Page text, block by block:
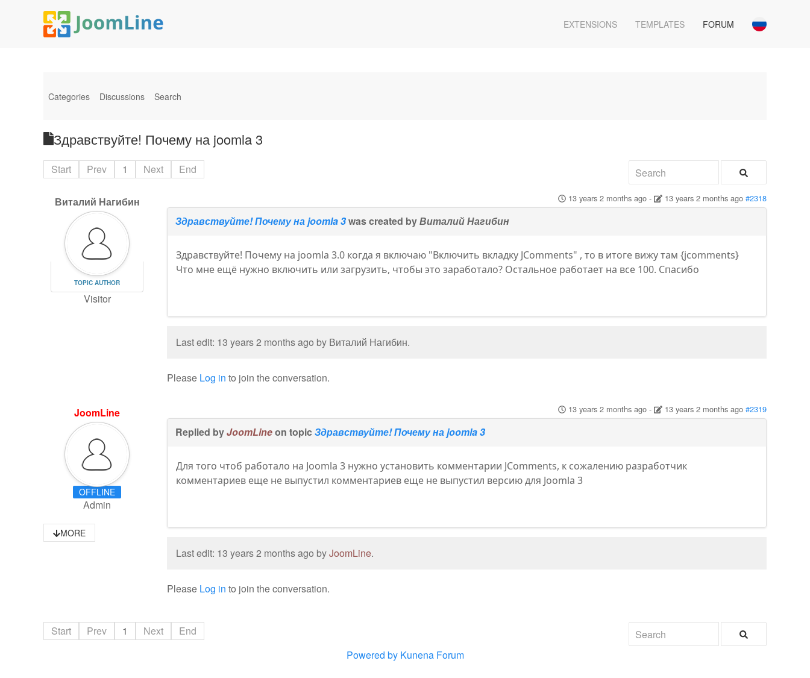
EXTENSIONS TEMPLATES FORUM
Categories Discussions Search
Здравствуйте! Почему на joomla 3
Start Prev 1 Next End
Виталий Нагибин
TOPIC AUTHOR
Visitor
13 years 2 months ago- 13 years 2 months ago #2318
Здравствуйте! Почему на joomla 3was created byВиталий Нагибин
Здравствуйте! Почему на joomla 3.0 когда я включаю "Включить вкладку JComments" , то в итоге вижу там {jcomments}
Что мне ещё нужно включить или загрузить, чтобы это заработало? Остальное работает на все 100. Спасибо
Last edit: 13 years 2 months ago by Виталий Нагибин.
Please Log in to join the conversation.
JoomLine
OFFLINE
Admin
MORE
13 years 2 months ago- 13 years 2 months ago #2319
Replied byJoomLineon topicЗдравствуйте! Почему на joomla 3
Для того чтоб работало на Joomla 3 нужно установить комментарии JComments, к сожалению разработчик
комментариев еще не выпустил комментариев еще не выпустил версию для Joomla 3
Last edit: 13 years 2 months ago byJoomLine.
Please Log in to join the conversation.
Start Prev 1 Next
End
Powered by Kunena Forum